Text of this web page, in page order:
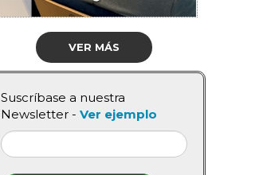
VER MÁS
Suscríbase a nuestra
Newsletter - Ver ejemplo